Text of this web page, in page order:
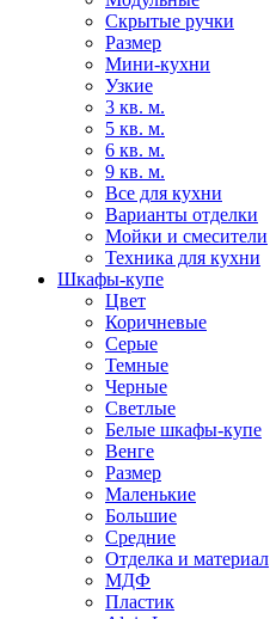
Скрытые ручки
Размер
Мини-кухни
Узкие
3 кв. м.
5 кв. м.
6 кв. м.
9 кв. м.
Все для кухни
Варианты отделки
Мойки и смесители
Техника для кухни
Шкафы-купе
Цвет
Коричневые
Серые
Темные
Черные
Светлые
Белые шкафы-купе
Венге
Размер
Маленькие
Большие
Средние
Отделка и материал
МДФ
Пластик